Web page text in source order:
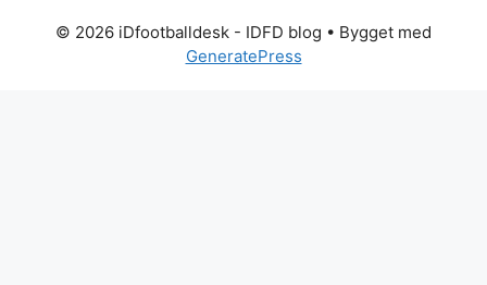
© 2026 iDfootballdesk - IDFD blog • Bygget med
GeneratePress